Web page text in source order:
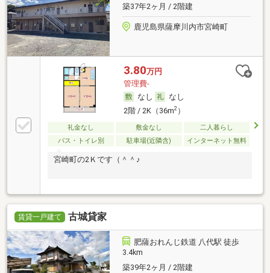
築37年2ヶ月 / 2階建
鹿児島県薩摩川内市宮崎町
3.80万円
管理費-
なし
なし
2階 / 2K（36m2）
礼金なし 敷金なし
二人暮らし
バス・トイレ別
駐車場(近隣含) インターネット無料
宮崎町の2Ｋです（＾＾♪
賃貸一戸建て 古城貸家
肥薩おれんじ鉄道 八代駅 徒歩
3.4km
築39年2ヶ月 / 2階建